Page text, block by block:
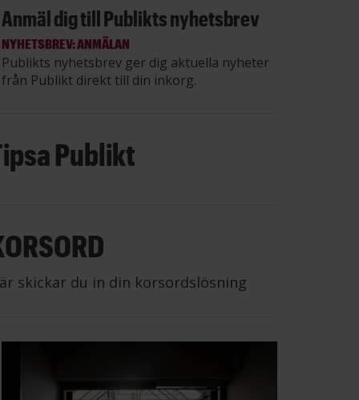
Anmäl dig till Publikts nyhetsbrev
NYHETSBREV: ANMÄLAN
Publikts nyhetsbrev ger dig aktuella nyheter
från Publikt direkt till din inkorg.
Publikt
skickar du in din korsordslösning